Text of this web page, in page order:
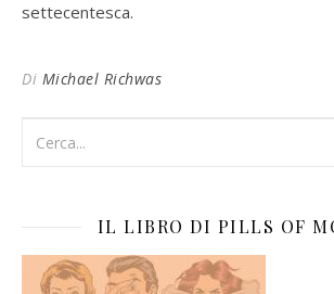
settecentesca.
Di Michael Richwas
IL LIBRO DI PILLS OF